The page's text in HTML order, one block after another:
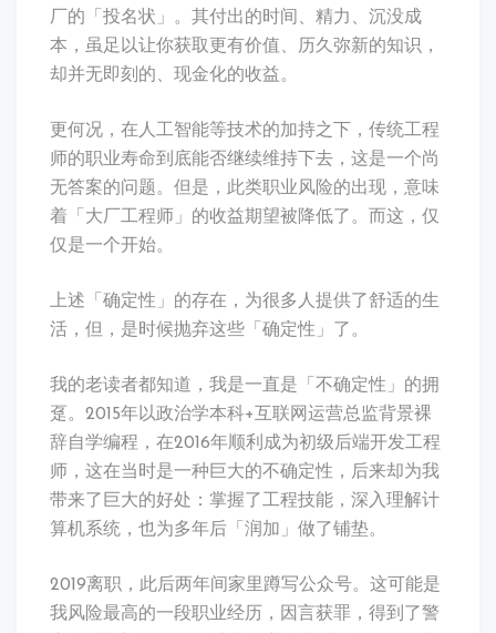
厂的「投名状」。其付出的时间、精力、沉没成
本，虽足以让你获取更有价值、历久弥新的知识，
却并无即刻的、现金化的收益。
更何况，在人工智能等技术的加持之下，传统工程
师的职业寿命到底能否继续维持下去，这是一个尚
无答案的问题。但是，此类职业风险的出现，意味
着「大厂工程师」的收益期望被降低了。而这，仅
仅是一个开始。
上述「确定性」的存在，为很多人提供了舒适的生
活，但，是时候抛弃这些「确定性」了。
我的老读者都知道，我是一直是「不确定性」的拥
趸。2015年以政治学本科+互联网运营总监背景裸
辞自学编程，在2016年顺利成为初级后端开发工程
师，这在当时是一种巨大的不确定性，后来却为我
带来了巨大的好处：掌握了工程技能，深入理解计
算机系统，也为多年后「润加」做了铺垫。
2019离职，此后两年间家里蹲写公众号。这可能是
我风险最高的一段职业经历，因言获罪，得到了警